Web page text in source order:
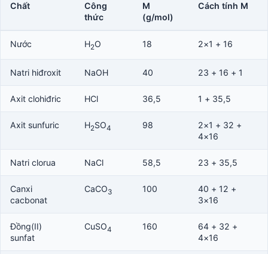
Chất
Công
thức
M
(g/mol)
Cách tính M
Nước H2O 18 2×1 + 16
Natri hiđroxit NaOH 40 23 + 16 + 1
Axit clohiđric HCl 36,5 1 + 35,5
Axit sunfuric H2SO4 98
2×1 + 32 +
4×16
Natri clorua NaCl 58,5 23 + 35,5
Canxi
cacbonat
CaCO3 100
40 + 12 +
3×16
Đồng(II)
sunfat
CuSO4 160
64 + 32 +
4×16